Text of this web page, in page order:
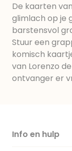
De kaarten
glimlach op je
barstensvol
Stuur een
komisch
van Lorenzo
ontvanger er
Info en hulp